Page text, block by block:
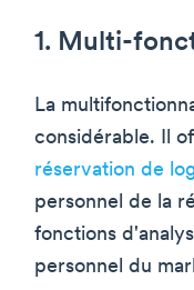
1. Multi-
La
considérable. Il
réservation de
personnel de la
fonctions
personnel du